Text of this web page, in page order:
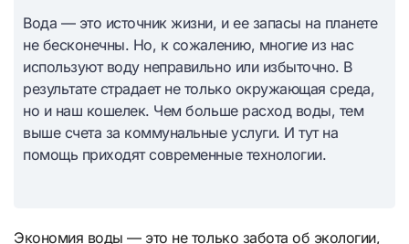
Вода — это источник жизни, и ее запасы на планете
не бесконечны. Но, к сожалению, многие из нас
используют воду неправильно или избыточно. В
результате страдает не только окружающая среда,
но и наш кошелек. Чем больше расход воды, тем
выше счета за коммунальные услуги. И тут на
помощь приходят современные технологии.
Экономия воды — это не только забота об экологии,